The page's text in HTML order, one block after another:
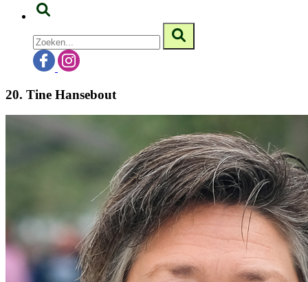
20. Tine Hansebout